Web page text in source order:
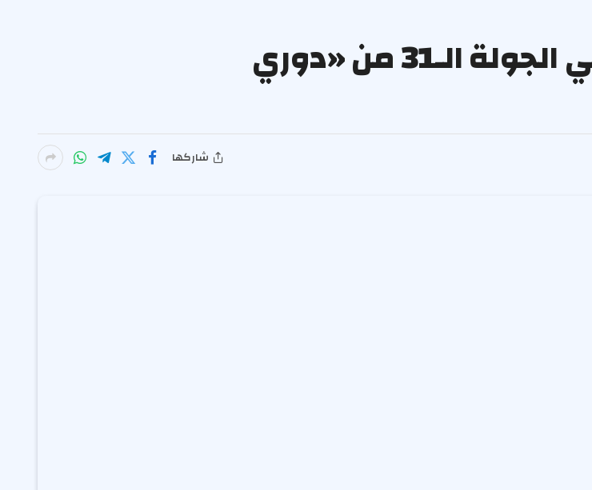
الفيحاء يفوز على الرياض برباعية في الجولة الـ31 من «دوري
شاركها